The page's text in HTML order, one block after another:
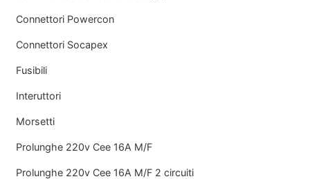
Connettori Powercon
Connettori Socapex
Fusibili
Interuttori
Morsetti
Prolunghe 220v Cee 16A M/F
Prolunghe 220v Cee 16A M/F 2 circuiti